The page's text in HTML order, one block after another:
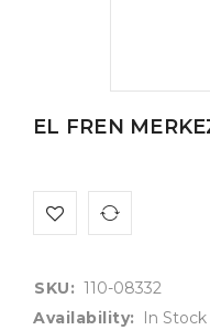
EL FREN
SKU: 110-08332
Availability:
In Stock